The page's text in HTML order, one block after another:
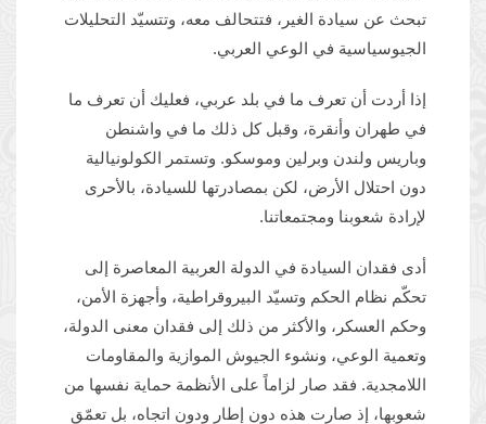
تبحث عن سيادة الغير، فتتحالف معه، وتتسيّد التحليلات
الجيوسياسية في الوعي العربي.
إذا أردت أن تعرف ما في بلد عربي، فعليك أن تعرف ما
في طهران وأنقرة، وقبل كل ذلك ما في واشنطن
وباريس ولندن وبرلين وموسكو. وتستمر الكولونيالية
دون احتلال الأرض، لكن بمصادرتها للسيادة، بالأحرى
لإرادة شعوبنا ومجتمعاتنا.
أدى فقدان السيادة في الدولة العربية المعاصرة إلى
تحكّم نظام الحكم وتسيّد البيروقراطية، وأجهزة الأمن،
وحكم العسكر، والأكثر من ذلك إلى فقدان معنى الدولة،
وتعمية الوعي، ونشوء الجيوش الموازية والمقاومات
اللامجدية. فقد صار لزاماً على الأنظمة حماية نفسها من
شعوبها، إذ صارت هذه دون إطار ودون اتجاه، بل تعمّق